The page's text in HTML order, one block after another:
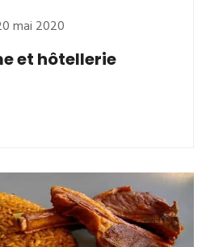
mai 2020
et hôtellerie